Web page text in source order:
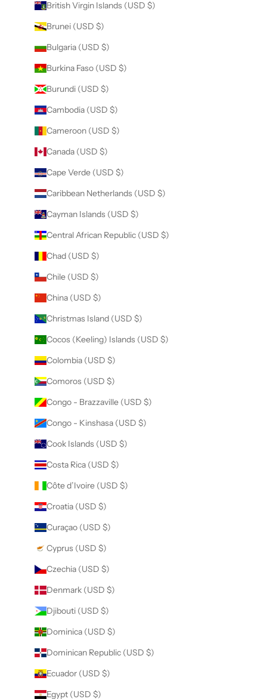
British Virgin Islands (USD $)
Brunei (USD $)
Bulgaria (USD $)
Burkina Faso (USD $)
Burundi (USD $)
Cambodia (USD $)
Cameroon (USD $)
Canada (USD $)
Cape Verde (USD $)
Caribbean Netherlands (USD $)
Cayman Islands (USD $)
Central African Republic (USD $)
Chad (USD $)
Chile (USD $)
China (USD $)
Christmas Island (USD $)
Cocos (Keeling) Islands (USD $)
Colombia (USD $)
Comoros (USD $)
Congo - Brazzaville (USD $)
Congo - Kinshasa (USD $)
Cook Islands (USD $)
Costa Rica (USD $)
Côte d’Ivoire (USD $)
Croatia (USD $)
Curaçao (USD $)
Cyprus (USD $)
Czechia (USD $)
Denmark (USD $)
Djibouti (USD $)
Dominica (USD $)
Dominican Republic (USD $)
Ecuador (USD $)
Egypt (USD $)